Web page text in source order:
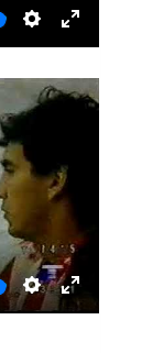
Settings
Enter
fullscreen
Settings
Enter